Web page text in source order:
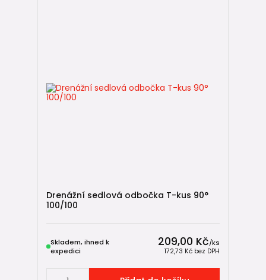
Drenážní sedlová odbočka T-kus 90°
100/100
209,00 Kč/ks
172,73 Kč bez DPH
Skladem, ihned k
expedici